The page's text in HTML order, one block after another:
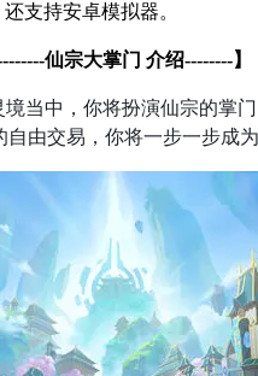
支持安卓模拟器。
仙宗大掌门 介绍--------】
境当中，你将扮演仙宗的掌
由交易，你将一步一步成